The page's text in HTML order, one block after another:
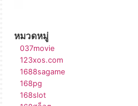
หมวดหมู่
037movie
123xos.com
1688sagame
168pg
168slot